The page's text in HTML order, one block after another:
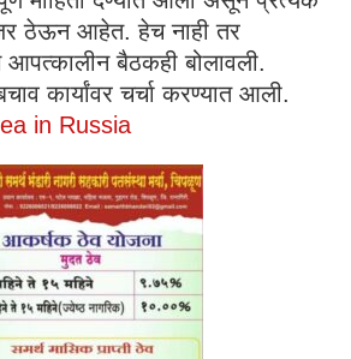
ठेऊन आहेत. हेच नाही तर
बैठकही बोलावली.
कार्यांवर चर्चा करण्यात आली.
in Russia